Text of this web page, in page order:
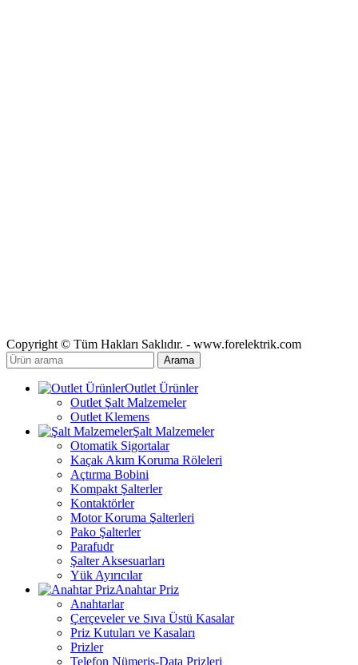
Copyright © Tüm Hakları Saklıdır. - www.forelektrik.com
Arama
Outlet Ürünler
Outlet Şalt Malzemeler
Outlet Klemens
Şalt Malzemeler
Otomatik Sigortalar
Kaçak Akım Koruma Röleleri
Açtırma Bobini
Kompakt Şalterler
Kontaktörler
Motor Koruma Şalterleri
Pako Şalterler
Parafudr
Şalter Aksesuarları
Yük Ayırıcılar
Anahtar Priz
Anahtarlar
Çerçeveler ve Sıva Üstü Kasalar
Priz Kutuları ve Kasaları
Prizler
Telefon Nümeris-Data Prizleri